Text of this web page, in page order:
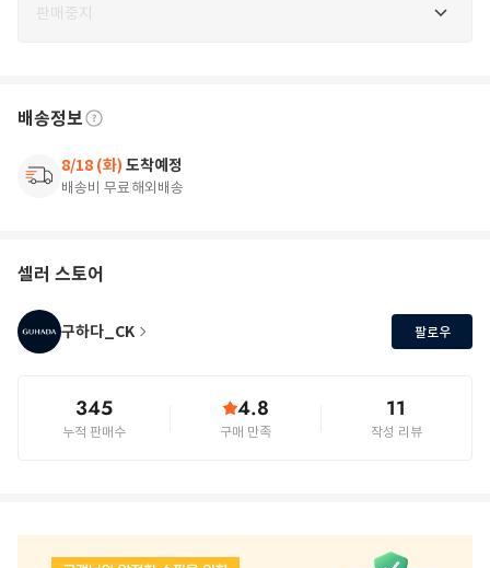
판매중지
배송정보
8/18 (화) 도착예정
배송비 무료해외배송
셀러 스토어
구하다_CK 팔로우
345
누적 판매수
4.8
구매 만족
11
작성 리뷰